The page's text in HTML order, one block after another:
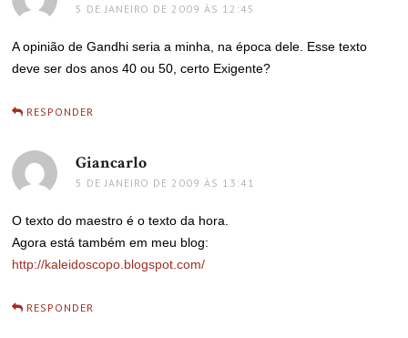
5 DE JANEIRO DE 2009 ÀS 12:45
A opinião de Gandhi seria a minha, na época dele. Esse texto
deve ser dos anos 40 ou 50, certo Exigente?
RESPONDER
Giancarlo
5 DE JANEIRO DE 2009 ÀS 13:41
O texto do maestro é o texto da hora.
Agora está também em meu blog:
http://kaleidoscopo.blogspot.com/
RESPONDER